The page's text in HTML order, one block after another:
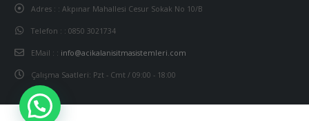
Adres : : Akpınar Mahallesi Cesur Sokak No 10/B
Telefon : : 0850 3021734
EMail : : info@acikalanisitmasistemleri.com
Çalışma Saatleri: Pzt - Cmt / 09:00 - 18:00